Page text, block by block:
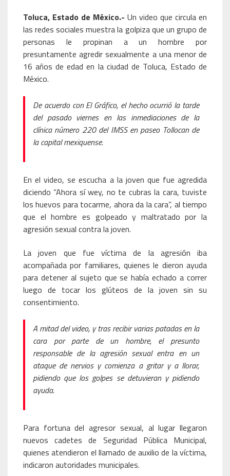
Toluca, Estado de México.- Un video que circula en
las redes sociales muestra la golpiza que un grupo de
personas le propinan a un hombre por
presuntamente agredir sexualmente a una menor de
16 años de edad en la ciudad de Toluca, Estado de
México.
De acuerdo con El Gráfico, el hecho ocurrió la tarde
del pasado viernes en las inmediaciones de la
clínica número 220 del IMSS en paseo Tollocan de
la capital mexiquense.
En el video, se escucha a la joven que fue agredida
diciendo “Ahora sí wey, no te cubras la cara, tuviste
los huevos para tocarme, ahora da la cara”, al tiempo
que el hombre es golpeado y maltratado por la
agresión sexual contra la joven.
La joven que fue víctima de la agresión iba
acompañada por familiares, quienes le dieron ayuda
para detener al sujeto que se había echado a correr
luego de tocar los glúteos de la joven sin su
consentimiento.
A mitad del video, y tras recibir varias patadas en la
cara por parte de un hombre, el presunto
responsable de la agresión sexual entra en un
ataque de nervios y comienza a gritar y a llorar,
pidiendo que los golpes se detuvieran y pidiendo
ayuda.
Para fortuna del agresor sexual, al lugar llegaron
nuevos cadetes de Seguridad Pública Municipal,
quienes atendieron el llamado de auxilio de la víctima,
indicaron autoridades municipales.